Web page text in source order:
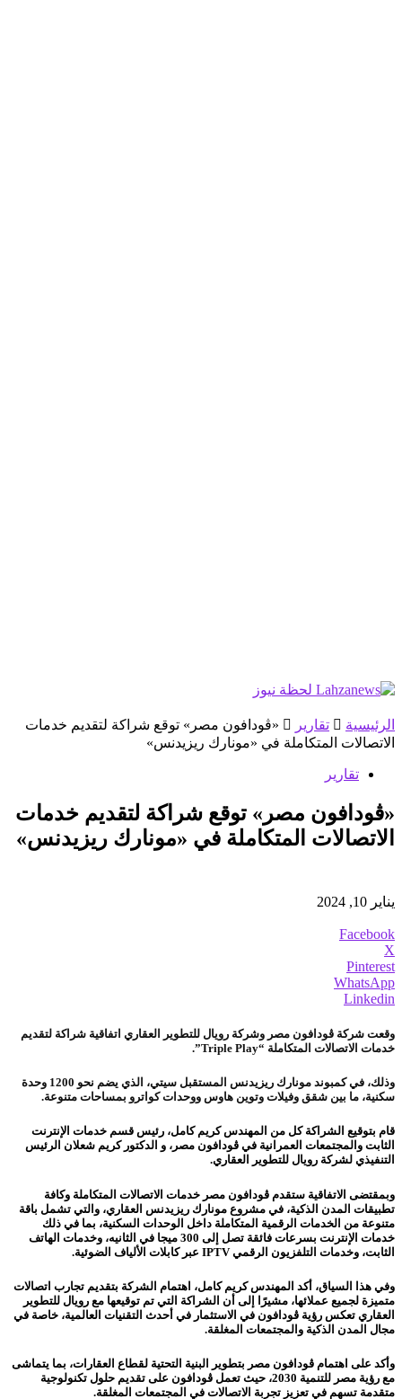
الرئيسية تقارير
«ڤودافون مصر» توقع شراكة لتقديم خدمات
الاتصالات المتكاملة في «مونارك ريزيدنس»
تقارير
«ڤودافون مصر» توقع شراكة لتقديم خدمات
الاتصالات المتكاملة في «مونارك ريزيدنس»
يناير 10, 2024
Facebook
X
Pinterest
WhatsApp
Linkedin
وقعت شركة ڤودافون مصر وشركة رويال للتطوير العقاري اتفاقية شراكة لتقديم
خدمات الاتصالات المتكاملة “Triple Play”.
وذلك، في كمبوند مونارك ريزيدنس المستقبل سيتي، الذي يضم نحو 1200 وحدة
سكنية، ما بين شقق وفيلات وتوين هاوس ووحدات كواترو بمساحات متنوعة.
قام بتوقيع الشراكة كل من المهندس كريم كامل، رئيس قسم خدمات الإنترنت
الثابت والمجتمعات العمرانية في ڤودافون مصر، و الدكتور كريم شعلان الرئيس
التنفيذي لشركة رويال للتطوير العقاري.
وبمقتضى الاتفاقية ستقدم ڤودافون مصر خدمات الاتصالات المتكاملة وكافة
تطبيقات المدن الذكية، في مشروع مونارك ريزيدنس العقاري، والتي تشمل باقة
متنوعة من الخدمات الرقمية المتكاملة داخل الوحدات السكنية، بما في ذلك
خدمات الإنترنت بسرعات فائقة تصل إلى 300 ميجا في الثانيه، وخدمات الهاتف
الثابت، وخدمات التلفزيون الرقمي IPTV عبر كابلات الألياف الضوئية.
وفي هذا السياق، أكد المهندس كريم كامل، اهتمام الشركة بتقديم تجارب اتصالات
متميزة لجميع عملائها، مشيرًا إلى أن الشراكة التي تم توقيعها مع رويال للتطوير
العقاري تعكس رؤية ڤودافون في الاستثمار في أحدث التقنيات العالمية، خاصة في
مجال المدن الذكية والمجتمعات المغلقة.
وأكد على اهتمام ڤودافون مصر بتطوير البنية التحتية لقطاع العقارات، بما يتماشى
مع رؤية مصر للتنمية 2030، حيث تعمل ڤودافون على تقديم حلول تكنولوجية
متقدمة تسهم في تعزيز تجربة الاتصالات في المجتمعات المغلقة.